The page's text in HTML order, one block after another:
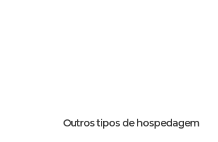
Outros tipos de hospedagem